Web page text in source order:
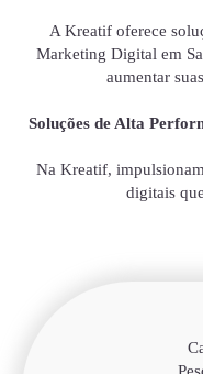
A Kreatif oferece
Marketing Digital em
aumentar
Soluções de Alta
Na Kreatif,
digitais